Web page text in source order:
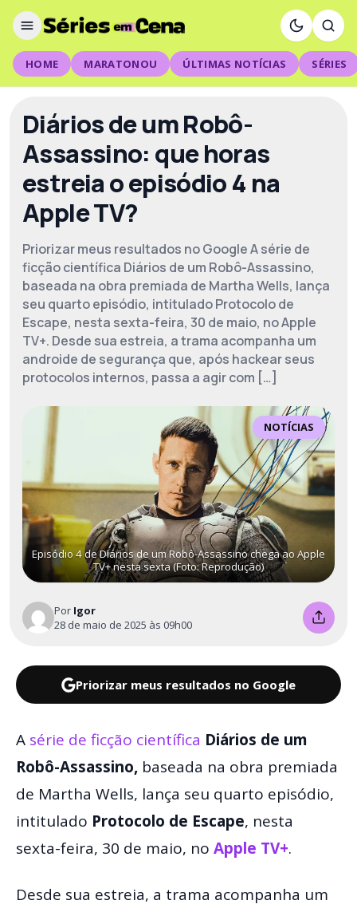
HOME MARATONOU ÚLTIMAS NOTÍCIAS SÉRIES
Diários de um Robô-
Assassino: que horas
estreia o episódio 4 na
Apple TV?
Priorizar meus resultados no Google A série de
ficção científica Diários de um Robô-Assassino,
baseada na obra premiada de Martha Wells, lança
seu quarto episódio, intitulado Protocolo de
Escape, nesta sexta-feira, 30 de maio, no Apple
TV+. Desde sua estreia, a trama acompanha um
androide de segurança que, após hackear seus
protocolos internos, passa a agir com […]
NOTÍCIAS
Episódio 4 de Diários de um Robô-Assassino chega ao Apple
TV+ nesta sexta (Foto: Reprodução)
Por Igor
28 de maio de 2025 às 09h00
Priorizar meus resultados no Google
A série de ficção científica Diários de um
Robô-Assassino, baseada na obra premiada
de Martha Wells, lança seu quarto episódio,
intitulado Protocolo de Escape, nesta
sexta-feira, 30 de maio, no Apple TV+.
Desde sua estreia, a trama acompanha um